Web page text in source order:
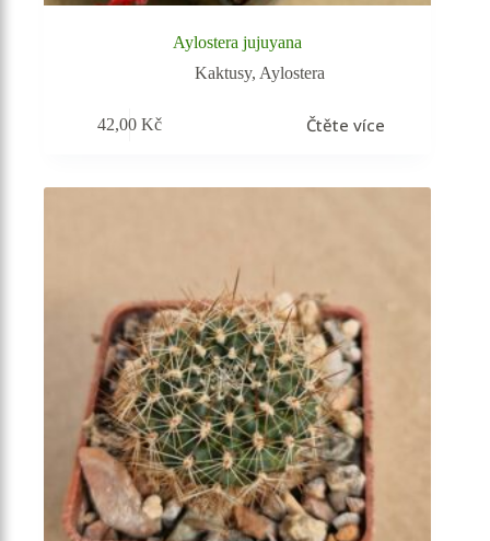
Aylostera jujuyana
Kaktusy, Aylostera
42,00Kč Čtěte více